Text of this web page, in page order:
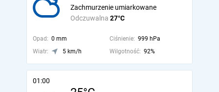
Odczuwalna 27°C
Zachmurzenie umiarkowane
Opad: 0 mm Ciśnienie: 999 hPa
Wiatr:
5 km/h Wilgotność: 92%
01:00